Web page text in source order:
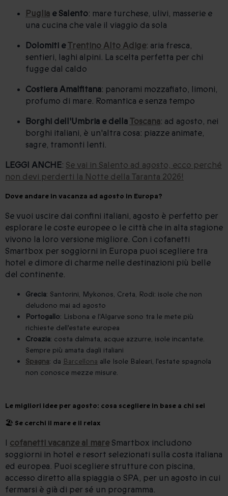
Puglia e Salento: mare turchese, ulivi, masserie e
una cucina che vale il viaggio da sola
Dolomiti eTrentino Alto Adige: aria fresca,
sentieri, laghi alpini. La scelta perfetta per chi
fugge dal caldo
Costiera Amalfitana: panorami mozzafiato, limoni,
profumo di mare. Romantica e senza tempo
Borghi dell'Umbria e dellaToscana: ad agosto, nei
borghi italiani, è un'altra cosa: piazze animate,
sagre, tramonti lenti.
LEGGI ANCHE: Se vai in Salento ad agosto, ecco perché
non devi perderti la Notte della Taranta 2026!
Dove andare in vacanza ad agosto in Europa?
Se vuoi uscire dai confini italiani, agosto è perfetto per
esplorare le coste europee o le città che in alta stagione
vivono la loro versione migliore. Con i cofanetti
Smartbox per soggiorni in Europa puoi scegliere tra
hotel e dimore di charme nelle destinazioni più belle
del continente.
Grecia: Santorini, Mykonos, Creta, Rodi: isole che non
deludono mai ad agosto
Portogallo: Lisbona e l'Algarve sono tra le mete più
richieste dell'estate europea
Croazia: costa dalmata, acque azzurre, isole incantate.
Sempre più amata dagli italiani
Spagna: da Barcellona alle Isole Baleari, l'estate spagnola
non conosce mezze misure.
Le migliori idee per agosto: cosa scegliere in base a chi sei
🏖 Se cerchi il mare e il relax
I cofanetti vacanze al mareSmartbox includono
soggiorni in hotel e resort selezionati sulla costa italiana
ed europea. Puoi scegliere strutture con piscina,
accesso diretto alla spiaggia o SPA, per un agosto in cui
fermarsi è già di per sé un programma.